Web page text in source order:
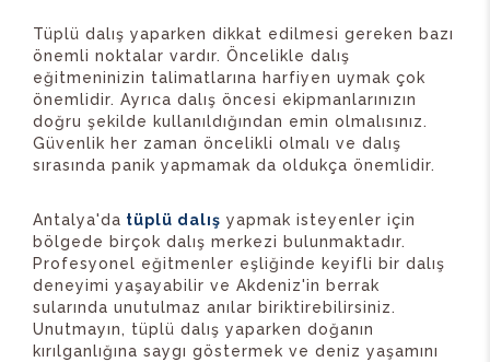
Tüplü dalış yaparken dikkat edilmesi gereken bazı
önemli noktalar vardır. Öncelikle dalış
eğitmeninizin talimatlarına harfiyen uymak çok
önemlidir. Ayrıca dalış öncesi ekipmanlarınızın
doğru şekilde kullanıldığından emin olmalısınız.
Güvenlik her zaman öncelikli olmalı ve dalış
sırasında panik yapmamak da oldukça önemlidir.
Antalya'da tüplü dalış yapmak isteyenler için
bölgede birçok dalış merkezi bulunmaktadır.
Profesyonel eğitmenler eşliğinde keyifli bir dalış
deneyimi yaşayabilir ve Akdeniz'in berrak
sularında unutulmaz anılar biriktirebilirsiniz.
Unutmayın, tüplü dalış yaparken doğanın
kırılganlığına saygı göstermek ve deniz yaşamını